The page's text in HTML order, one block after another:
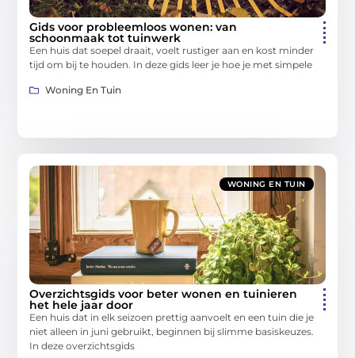
Gids voor probleemloos wonen: van
schoonmaak tot tuinwerk
Een huis dat soepel draait, voelt rustiger aan en kost minder
tijd om bij te houden. In deze gids leer je hoe je met simpele
Woning En Tuin
WONING EN TUIN
Overzichtsgids voor beter wonen en tuinieren
het hele jaar door
Een huis dat in elk seizoen prettig aanvoelt en een tuin die je
niet alleen in juni gebruikt, beginnen bij slimme basiskeuzes.
In deze overzichtsgids